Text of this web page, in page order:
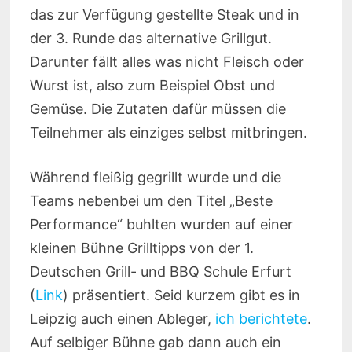
das zur Verfügung gestellte Steak und in
der 3. Runde das alternative Grillgut.
Darunter fällt alles was nicht Fleisch oder
Wurst ist, also zum Beispiel Obst und
Gemüse. Die Zutaten dafür müssen die
Teilnehmer als einziges selbst mitbringen.
Während fleißig gegrillt wurde und die
Teams nebenbei um den Titel „Beste
Performance“ buhlten wurden auf einer
kleinen Bühne Grilltipps von der 1.
Deutschen Grill- und BBQ Schule Erfurt
(Link) präsentiert. Seid kurzem gibt es in
Leipzig auch einen Ableger, ich berichtete.
Auf selbiger Bühne gab dann auch ein